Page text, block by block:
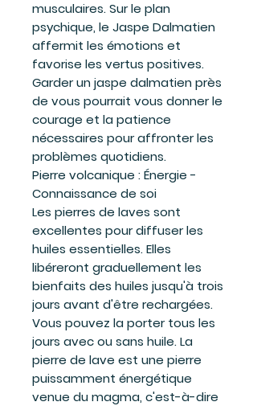
musculaires. Sur le plan
psychique, le Jaspe Dalmatien
affermit les émotions et
favorise les vertus positives.
Garder un jaspe dalmatien près
de vous pourrait vous donner le
courage et la patience
nécessaires pour affronter les
problèmes quotidiens.
Pierre volcanique : Énergie -
Connaissance de soi
Les pierres de laves sont
excellentes pour diffuser les
huiles essentielles. Elles
libéreront graduellement les
bienfaits des huiles jusqu'à trois
jours avant d'être rechargées.
Vous pouvez la porter tous les
jours avec ou sans huile. La
pierre de lave est une pierre
puissamment énergétique
venue du magma, c'est-à-dire